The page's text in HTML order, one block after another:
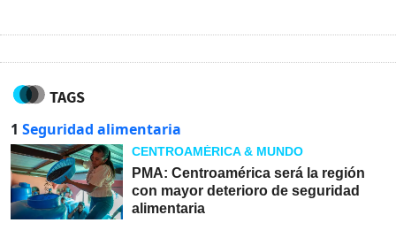
TAGS
1 Seguridad alimentaria
CENTROAMÉRICA & MUNDO
PMA: Centroamérica será la región
con mayor deterioro de seguridad
alimentaria